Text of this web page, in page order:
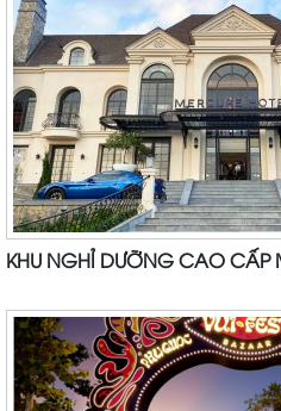
KHU NGHỈ DƯỠNG CAO CẤP